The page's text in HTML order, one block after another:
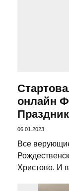
онлайн
06.01.2023
Все
Христово. И